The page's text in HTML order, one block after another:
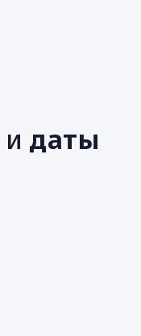
и даты